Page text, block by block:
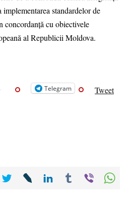
standardelor de
concordanță cu obiectivele
al Republicii Moldova.
Telegram Tweet